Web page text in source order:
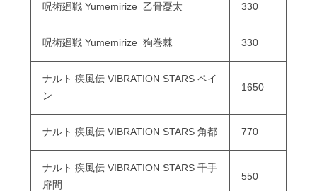
呪術廻戦 Yumemirize 乙骨憂太 330
呪術廻戦 Yumemirize 狗巻棘 330
ナルト 疾風伝 VIBRATION STARS ペイ
ン
1650
ナルト 疾風伝 VIBRATION STARS 角都 770
ナルト 疾風伝 VIBRATION STARS 千手
扉間
550